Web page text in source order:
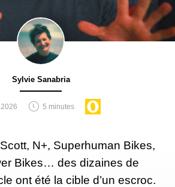
Sylvie Sanabria
5 minutes
N+, Superhuman Bikes,
Bikes… des dizaines de
ont été la cible d’un escroc.